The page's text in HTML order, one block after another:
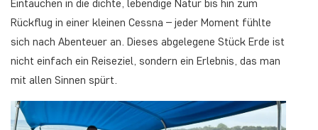
Eintauchen in die dichte, lebendige Natur bis hin zum
Rückflug in einer kleinen Cessna – jeder Moment fühlte
sich nach Abenteuer an. Dieses abgelegene Stück Erde ist
nicht einfach ein Reiseziel, sondern ein Erlebnis, das man
mit allen Sinnen spürt.